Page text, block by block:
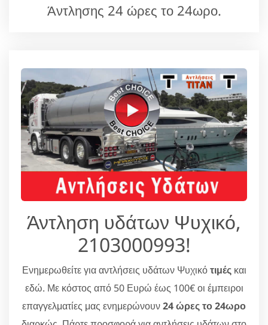
Άντλησης 24 ώρες το 24ωρο.
Άντληση υδάτων Ψυχικό,
2103000993!
Ενημερωθείτε για αντλήσεις υδάτων Ψυχικότιμέςκαι
εδώ. Με κόστος από 50 Ευρώ έως 100€ οι έμπειροι
επαγγελματίες μας ενημερώνουν24 ώρες το 24ωρο